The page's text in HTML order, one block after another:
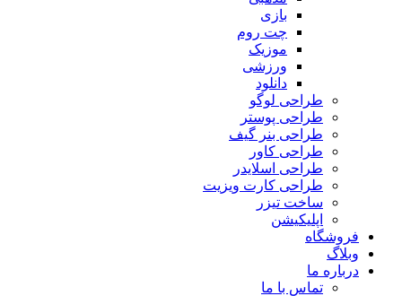
بازی
چت روم
موزیک
ورزشی
دانلود
طراحی لوگو
طراحی پوستر
طراحی بنر گیف
طراحی کاور
طراحی اسلایدر
طراحی کارت ویزیت
ساخت تیزر
اپلیکیشن
فروشگاه
وبلاگ
درباره ما
تماس با ما